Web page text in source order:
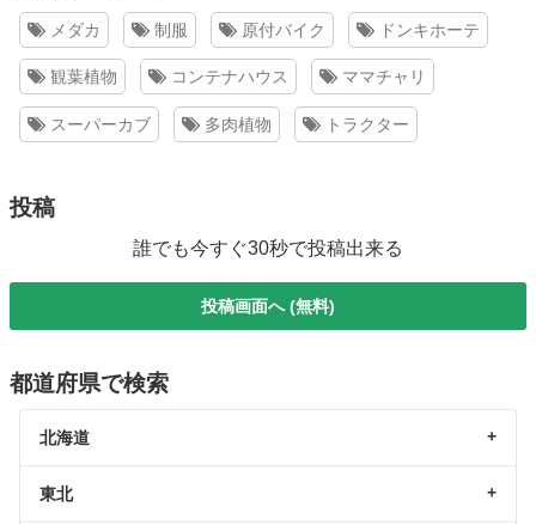
メダカ 制服 原付バイク ドンキホーテ
観葉植物 コンテナハウス ママチャリ
スーパーカブ 多肉植物 トラクター
投稿
誰でも今すぐ30秒で投稿出来る
投稿画面へ (無料)
都道府県で検索
北海道
東北